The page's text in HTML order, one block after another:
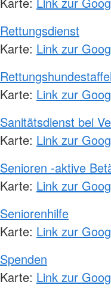
Rettungsdienst
Karte: Link zur
Rettungshundestaffel
Karte: Link zur
Sanitätsdienst bei
Karte: Link zur
Senioren -aktive
Karte: Link zur
Seniorenhilfe
Karte: Link zur
Spenden
Karte: Link zur